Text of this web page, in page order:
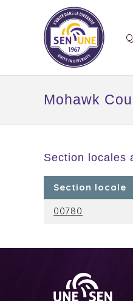
Mohawk
Section locales
Section locale
00780